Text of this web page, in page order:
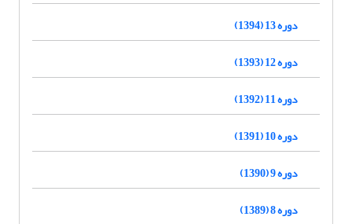
دوره 13 (1394)
دوره 12 (1393)
دوره 11 (1392)
دوره 10 (1391)
دوره 9 (1390)
دوره 8 (1389)